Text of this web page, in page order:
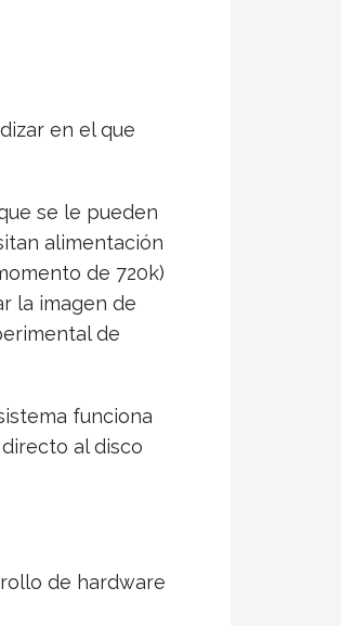
en el que
se le pueden
alimentación
de 720k)
la imagen de
de
funciona
al disco
de hardware